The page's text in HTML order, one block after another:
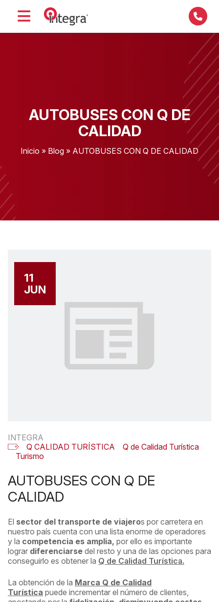
AUTOBUSES CON Q DE
CALIDAD
Inicio » Blog » AUTOBUSES CON Q DE CALIDAD
11
JUN
INTEGRA
Q CALIDAD TURÍSTICA
Q de Calidad Turística
Turismo
AUTOBUSES CON Q DE
CALIDAD
El sector del transporte de viajeros por carretera en
nuestro país cuenta con una lista enorme de operadores
y la competencia es amplia, por ello es importante
lograr diferenciarse del resto y una de las opciones para
conseguirlo es obtener la Q de Calidad Turística.
La obtención de la Marca Q de Calidad
Turística puede incrementar el número de clientes,